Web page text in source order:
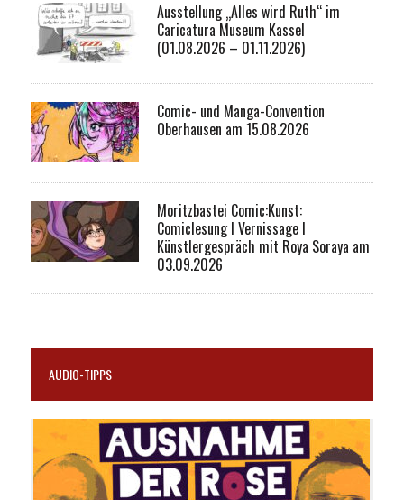
Ausstellung „Alles wird Ruth“ im
Caricatura Museum Kassel
(01.08.2026 – 01.11.2026)
Comic- und Manga-Convention
Oberhausen am 15.08.2026
Moritzbastei Comic:Kunst:
Comiclesung I Vernissage I
Künstlergespräch mit Roya Soraya am
03.09.2026
AUDIO-TIPPS